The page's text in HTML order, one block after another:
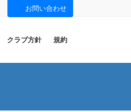
お問い合わせ
クラブ方針 規約